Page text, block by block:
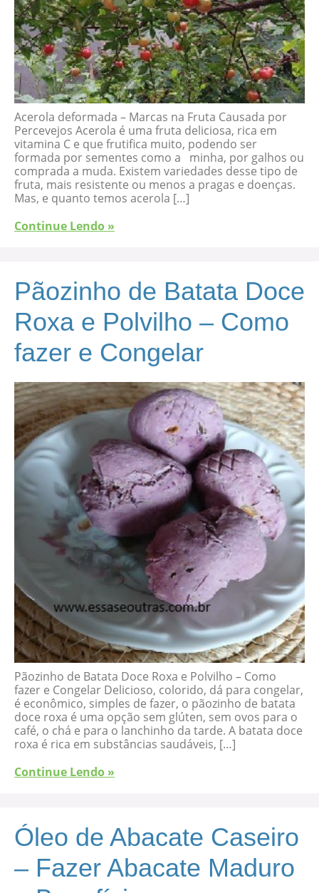
Acerola deformada – Marcas na Fruta Causada por
Percevejos Acerola é uma fruta deliciosa, rica em
vitamina C e que frutifica muito, podendo ser
formada por sementes como a minha, por galhos ou
comprada a muda. Existem variedades desse tipo de
fruta, mais resistente ou menos a pragas e doenças.
Mas, e quanto temos acerola […]
Continue Lendo »
Pãozinho de Batata Doce
Roxa e Polvilho – Como
fazer e Congelar
Pãozinho de Batata Doce Roxa e Polvilho – Como
fazer e Congelar Delicioso, colorido, dá para congelar,
é econômico, simples de fazer, o pãozinho de batata
doce roxa é uma opção sem glúten, sem ovos para o
café, o chá e para o lanchinho da tarde. A batata doce
roxa é rica em substâncias saudáveis, […]
Continue Lendo »
Óleo de Abacate Caseiro
– Fazer Abacate Maduro